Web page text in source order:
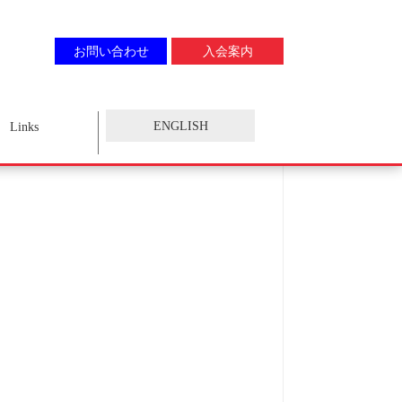
お問い合わせ 入会案内
Links ENGLISH